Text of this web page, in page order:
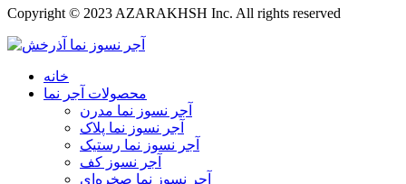
Copyright © 2023 AZARAKHSH Inc. All rights reserved
خانه
محصولات آجر نما
آجر نسوز نما مدرن
آجر نسوز نما پلاک
آجر نسوز نما رستیک
آجر نسوز کف
آجر نسوز نما صخره‌ای